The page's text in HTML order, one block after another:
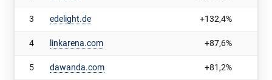
3 edelight.de +132,4%
4 linkarena.com +87,6%
5 dawanda.com +81,2%